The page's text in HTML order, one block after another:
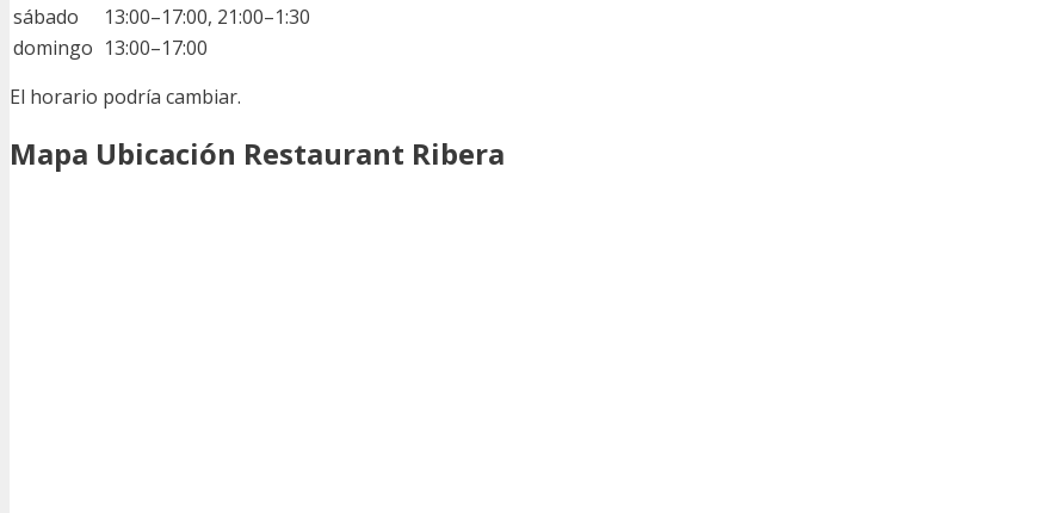
sábado
13:00–17:00, 21:00–1:30
domingo 13:00–17:00
El horario podría cambiar.
Mapa Ubicación Restaurant Ribera